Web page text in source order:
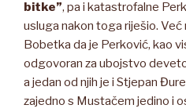
bitke”, pa i katastrofalne
usluga nakon toga riješio. Već
Bobetka da je Perković, kao
odgovoran za ubojstvo
a jedan od njih je i Stjepan
zajedno s Mustačem jedino i